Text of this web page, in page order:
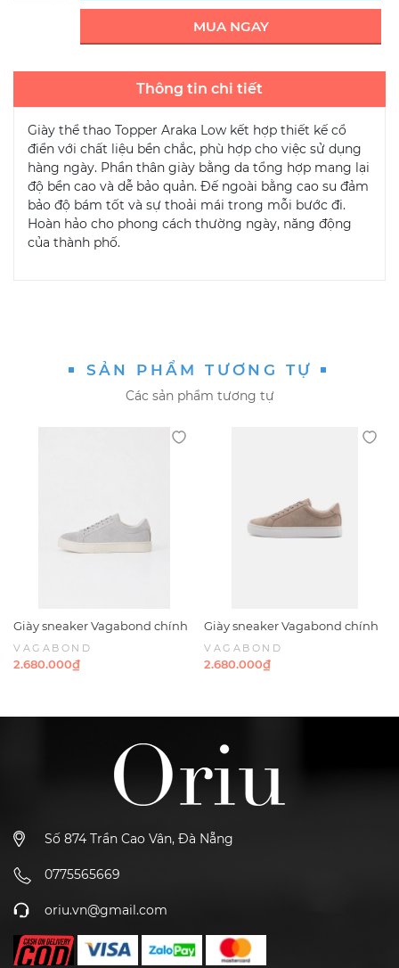
MUA NGAY
Thông tin chi tiết
Giày thể thao Topper Araka Low kết hợp thiết kế cổ
điển với chất liệu bền chắc, phù hợp cho việc sử dụng
hàng ngày. Phần thân giày bằng da tổng hợp mang lại
độ bền cao và dễ bảo quản. Đế ngoài bằng cao su đảm
bảo độ bám tốt và sự thoải mái trong mỗi bước đi.
Hoàn hảo cho phong cách thường ngày, năng động
của thành phố.
SẢN PHẨM TƯƠNG TỰ
Các sản phẩm tương tự
Giày sneaker Vagabond chính
hãng Paul 2.0 Suede Grey -
Xám da lộn
VAGABOND
2.680.000₫
Giày sneaker Vagabond chính
hãng Paul 2.0 Suede Taupe -
Nâu nhạt Da lộn
VAGABOND
2.680.000₫
Số 874 Trần Cao Vân, Đà Nẵng
0775565669
oriu.vn@gmail.com